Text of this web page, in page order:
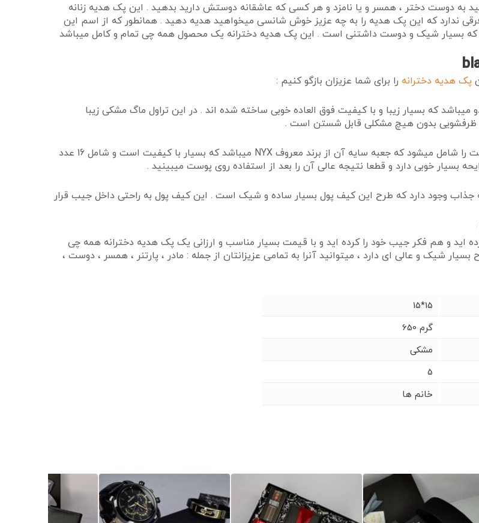
به دوست دختر ، همسر و یا نامزد و هر کسی که عاشقانه دوستش دارید بدهید . این پک هدیه زنانه
ندارد که این پک هدیه را به چه عزیز خوش شانسی میخواهید هدیه دهید . همانطور که از اسم این
شیک و دوست داشتنی است . این پک هدیه دخترانه یک محصول همه چی تمام و کامل میباشد
پک هدیه دخترانه را برای شما عزیزان بازگو کنیم :
که بسیار زیبا و با کیفیت فوق العاده خوبی ساخته شده اند . در این تراول ماگ مشکی زیبا
ظرفشویی بدون هیچ مشکلی قابل شستن است .
این پک هدیه زنانه جذاب یک عدد جعبه سایه و کرم مرطوب کننده دست را شامل میشود که جعبه سایه آن از برند معروف NYX میباشد که بسیار با کیفیت است و شامل 16 عدد
خوبی دارد و قطعا نتیجه عالی آن را بعد از استفاده روی پوست میبینید .
جذاب وجود دارد که طرح این کیف پول بسیار ساده و شیک است . این کیف پول به راحتی داخل جیب قرار
اید و هم فکر جیب خود را کرده اید و با قیمت بسیار مناسب و ارزانی یک پک هدیه دخترانه همه چی
شیک و عالی ای دارد ، میتوانید آنرا به تمامی عزیزانتان از جمله : مادر ، پارتنر ، همسر ، دوست ،
15*15
650 گرم
مشکی
5
خانم ها